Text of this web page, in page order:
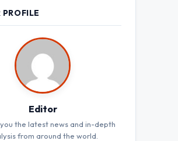
Editor
the latest news and in-depth
from around the world.